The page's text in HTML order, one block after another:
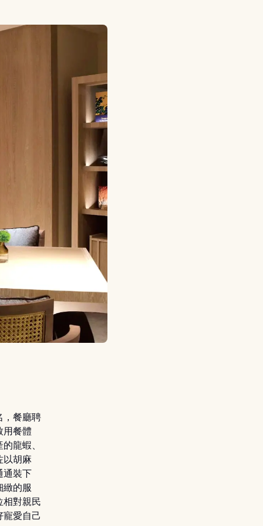
，餐廳聘
用餐體
龍蝦、
以胡麻
通裝下
緻的服
相對親民
愛自己